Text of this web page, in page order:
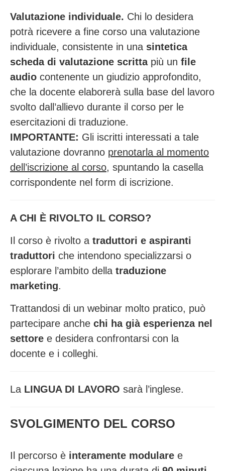
Valutazione individuale. Chi lo desidera
potrà ricevere a fine corso una valutazione
individuale, consistente in una sintetica
scheda di valutazione scrittapiù un file
audio contenente un giudizio approfondito,
che la docente elaborerà sulla base del lavoro
svolto dall’allievo durante il corso per le
esercitazioni di traduzione.
IMPORTANTE: Gli iscritti interessati a tale
valutazione dovranno prenotarla al momento
dell’iscrizione al corso, spuntando la casella
corrispondente nel form di iscrizione.
A CHI È RIVOLTO IL CORSO?
Il corso è rivolto a traduttori e aspiranti
traduttori che intendono specializzarsi o
esplorare l’ambito della traduzione
marketing.
Trattandosi di un webinar molto pratico, può
partecipare anche chi ha già esperienza nel
settore e desidera confrontarsi con la
docente e i colleghi.
La LINGUA DI LAVORO sarà l’inglese.
SVOLGIMENTO DEL CORSO
Il percorso è interamente modulare e